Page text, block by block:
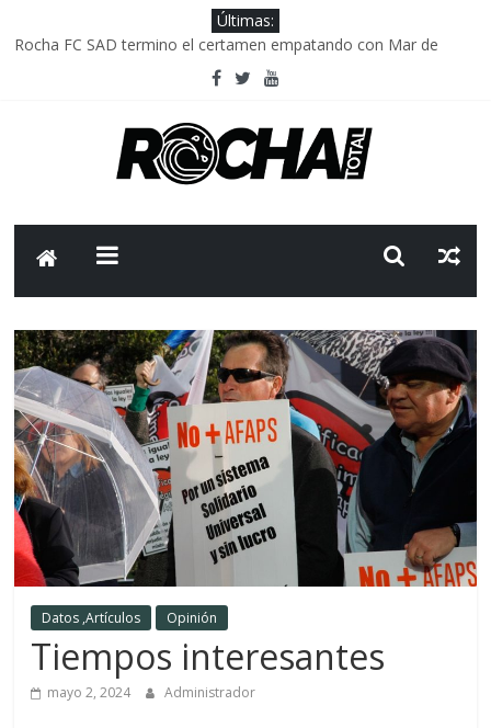
Últimas:
Rocha FC SAD termino el certamen empatando con Mar de
Delegación parlamentaria uruguaya llega a Israel; el Frente
Caso Charles Carrera: la causa que sobrevivió al paso del tiempo
Criminalidad en Uruguay: menos delitos,los homicidios son lo
Datos ,Artículos Opinión
Tiempos interesantes
mayo 2, 2024 Administrador